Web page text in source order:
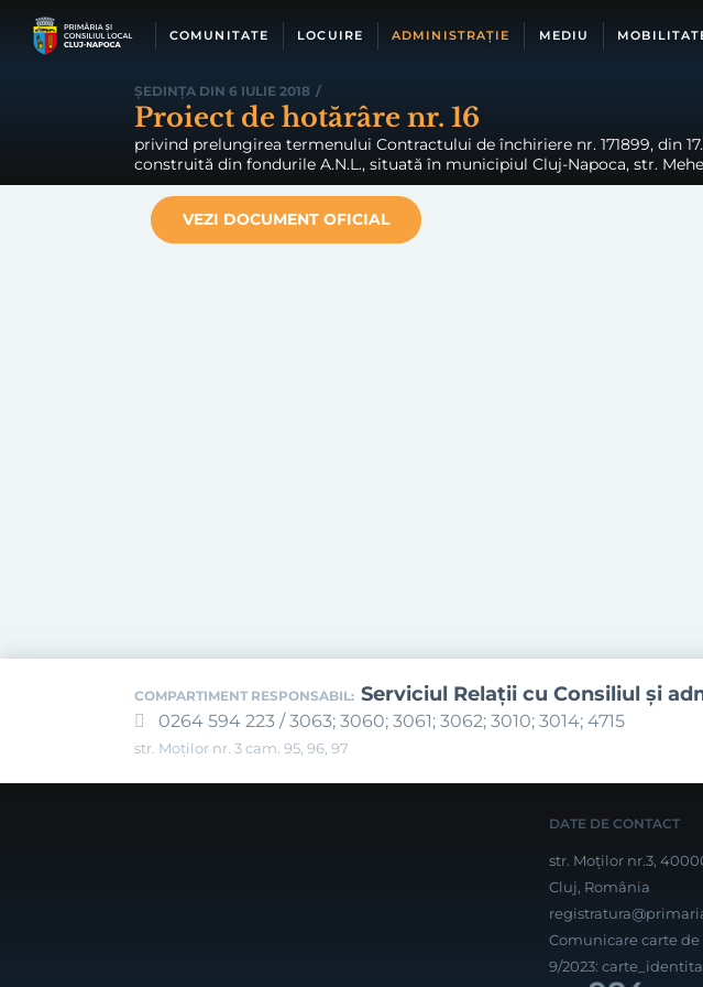
COMUNITATE LOCUIRE ADMINISTRAȚIE MEDIU
ȘEDINȚA DIN 6 IULIE 2018 /
Proiect de hotărâre nr. 16
privind prelungirea termenului Contractului de închiriere nr. 171899, din
construită din fondurile A.N.L., situată în municipiul Cluj-Napoca, str.
VEZI DOCUMENT OFICIAL
COMPARTIMENT RESPONSABIL: Serviciul Relaţii cu Consiliul şi
0264 594 223 / 3063; 3060; 3061; 3062; 3010; 3014; 4715
str. Moților nr. 3 cam. 95, 96, 97
DATE DE CONTACT
str. Moților nr.3,
Cluj, România
Comunicare carte
9/2023: